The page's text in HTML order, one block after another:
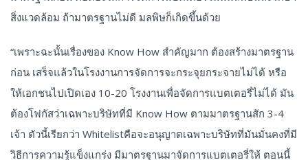
สิ่งแวดล้อม ถ้ามาตรฐานไม่ดี มลพิษก็เกิดขึ้นด้วย
“เพราะฉะนั้นเรื่องของ Know How สำคัญมาก ต้องสร้างมาตรฐาน
ก่อน เสร็จแล้วในโรงงานการจัดการจะกระจุยกระจายไม่ได้ หรือ
ให้เอกชนไปเปิดเอง 10-20 โรงงานเพื่อจัดการแบตเตอรี่ไม่ได้ มัน
ต้องโฟกัสว่าเฉพาะบริษัทที่มี Know How ตามมาตรฐานสัก 3-4
เจ้า ตัวนี้เรียกว่า Whitelistคือจะอนุญาตเฉพาะบริษัทที่มันมั่นคงที่มี
วิธีการความรู้แข็งแกร่ง มีมาตรฐานมาจัดการแบตเตอรี่ให้ ตอนนี้